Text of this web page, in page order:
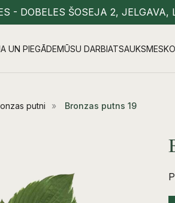
- DOBELES ŠOSEJA 2, JELGAVA,
UN PIEGĀDEMŪSU DARBIATSAUKSMES
putni » Bronzas putns 19